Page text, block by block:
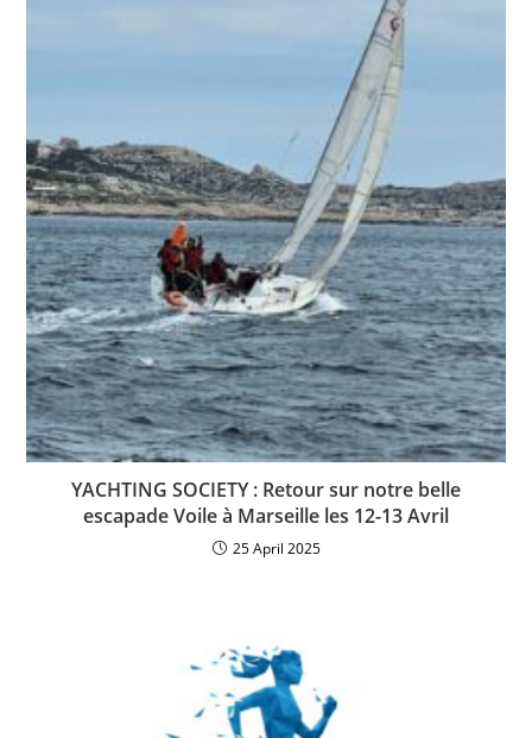
YACHTING SOCIETY : Retour sur notre belle
escapade Voile à Marseille les 12-13 Avril
25 April 2025